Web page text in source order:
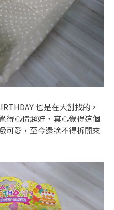
也是在大創找的，
得心情超好，真心覺得這個
可愛，至今還捨不得拆開來